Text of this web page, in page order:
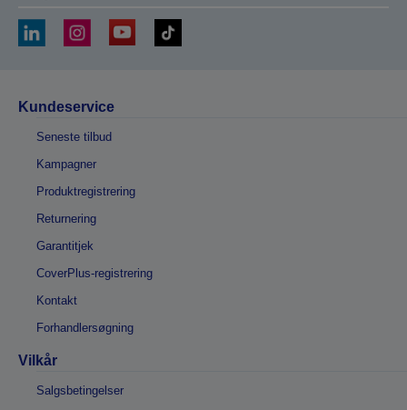
Kundeservice
Seneste tilbud
Kampagner
Produktregistrering
Returnering
Garantitjek
CoverPlus-registrering
Kontakt
Forhandlersøgning
Vilkår
Salgsbetingelser